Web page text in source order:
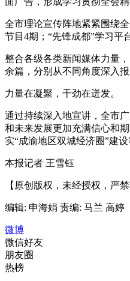
全市理论宣传阵地紧紧围绕
节目4期；“先锋成都”学习平
整合各级各类新闻媒体力量
余篇，分别从不同角度深入
力量在凝聚，干劲在迸发。
通过持续深入地宣讲，全市
和未来发展更加充满信心和
实“成渝地区双城经济圈”建
本报记者 王雪钰
【原创版权，未经授权，严
编辑: 申海娟 责编: 马兰 高婷
微博
微信好友
朋友圈
热榜